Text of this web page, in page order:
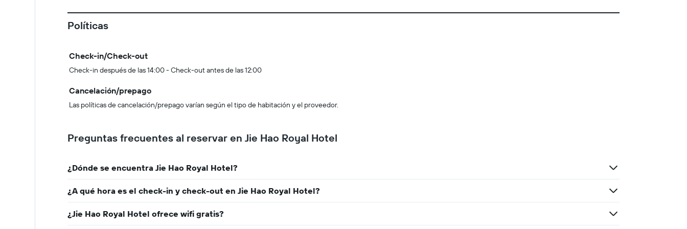
Políticas
Check-in/Check-out
Check-in después de las 14:00 - Check-out antes de las 12:00
Cancelación/prepago
Las políticas de cancelación/prepago varían según el tipo de habitación y el proveedor.
Preguntas frecuentes al reservar en Jie Hao Royal Hotel
¿Dónde se encuentra Jie Hao Royal Hotel?
¿A qué hora es el check-in y check-out en Jie Hao Royal Hotel?
¿Jie Hao Royal Hotel ofrece wifi gratis?